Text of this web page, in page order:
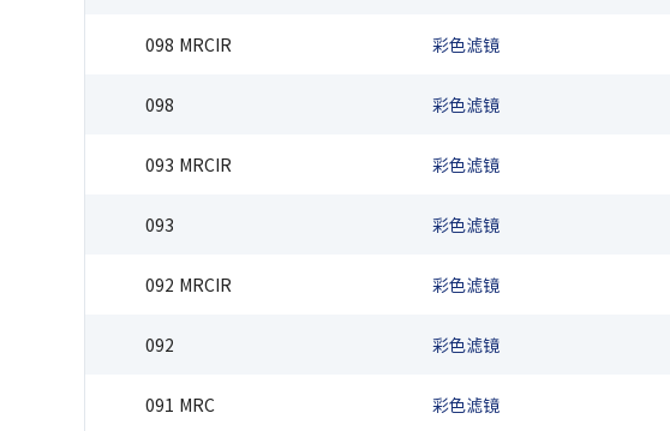
098 MRCIR 彩色滤镜
098 彩色滤镜
093 MRCIR 彩色滤镜
093 彩色滤镜
092 MRCIR 彩色滤镜
092 彩色滤镜
091 MRC 彩色滤镜